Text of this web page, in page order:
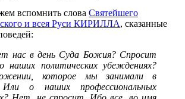
вспомнить слова Святейшего
и всея Руси КИРИЛЛА, сказанные
нас в день Суда Божия? Спросит
наших политических убеждениях?
которое мы занимали в
о наших профессиональных